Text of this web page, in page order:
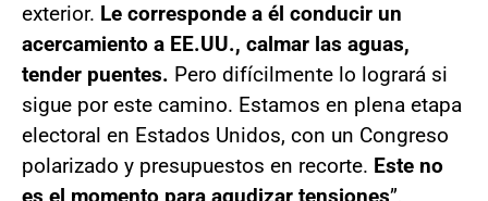
exterior. Le corresponde a él conducir un
acercamiento a EE.UU., calmar las aguas,
tender puentes. Pero difícilmente lo logrará si
sigue por este camino. Estamos en plena etapa
electoral en Estados Unidos, con un Congreso
polarizado y presupuestos en recorte. Este no